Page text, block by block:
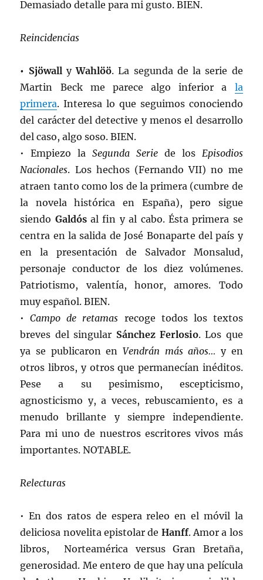
Demasiado detalle para mi gusto. BIEN.
Reincidencias
• Sjöwall yWahlöö. La segunda de la serie de
Martin Beck me parece algo inferior a la
primera. Interesa lo que seguimos conociendo
del carácter del detective y menos el desarrollo
del caso, algo soso. BIEN.
• Empiezo laSegunda Seriede los Episodios
Nacionales. Los hechos (Fernando VII) no me
atraen tanto como los de la primera (cumbre de
la novela histórica en España), pero sigue
siendo Galdósal fin y al cabo. Ésta primera se
centra en la salida de José Bonaparte del país y
en la presentación de Salvador Monsalud,
personaje conductor de los diez volúmenes.
Patriotismo, valentía, honor, amores. Todo
muy español. BIEN.
•Campo de retamas recoge todos los textos
breves del singular Sánchez Ferlosio. Los que
ya se publicaron en Vendrán más años… y en
otros libros, y otros que permanecían inéditos.
Pese a su pesimismo, escepticismo,
agnosticismo y, a veces, rebuscamiento, es a
menudo brillante y siempre independiente.
Para mi uno de nuestros escritores vivos más
importantes. NOTABLE.
Relecturas
• En dos ratos de espera releo en el móvil la
deliciosa novelita epistolar de Hanff. Amor a los
libros, Norteamérica versus Gran Bretaña,
generosidad. Me entero de que hay una película